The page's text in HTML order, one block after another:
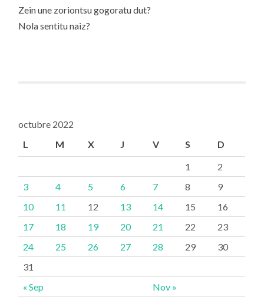
Zein une zoriontsu gogoratu dut?
Nola sentitu naiz?
octubre 2022
L
M X J V S D
« Sep Nov »
1
2
3
4 5 6 7 8
9
10
11 12 13 14 15
16
17
18 19 20 21 22
23
24
25 26 27 28 29
30
31